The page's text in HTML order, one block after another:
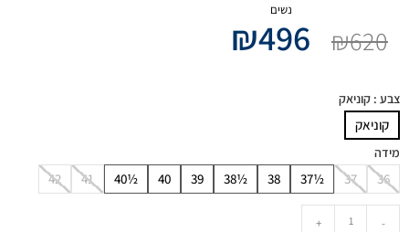
נשים
₪620
₪496
צבע : קוניאק
קוניאק
מידה
36
37
37½
38
38½
39
40
40½
41
42
-
+